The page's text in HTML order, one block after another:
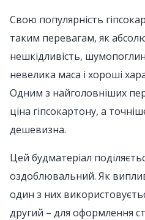
Свою популярність
таким перевагам, як
нешкідливість,
невелика маса і хороші
Одним з найголовніших
ціна гіпсокартону, а
дешевизна.
Цей будматеріал
оздоблювальний. Як
один з них
другий – для оформлення